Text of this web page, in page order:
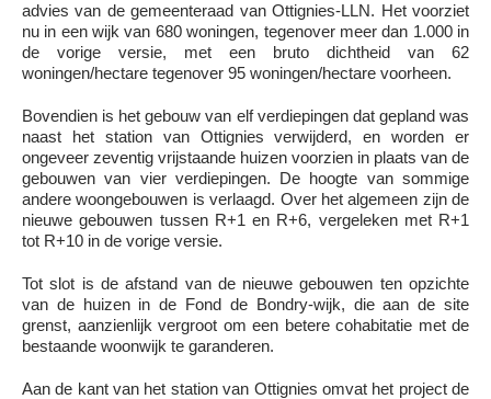
advies van de gemeenteraad van Ottignies-LLN. Het voorziet
nu in een wijk van 680 woningen, tegenover meer dan 1.000 in
de vorige versie, met een bruto dichtheid van 62
woningen/hectare tegenover 95 woningen/hectare voorheen.
Bovendien is het gebouw van elf verdiepingen dat gepland was
naast het station van Ottignies verwijderd, en worden er
ongeveer zeventig vrijstaande huizen voorzien in plaats van de
gebouwen van vier verdiepingen. De hoogte van sommige
andere woongebouwen is verlaagd. Over het algemeen zijn de
nieuwe gebouwen tussen R+1 en R+6, vergeleken met R+1
tot R+10 in de vorige versie.
Tot slot is de afstand van de nieuwe gebouwen ten opzichte
van de huizen in de Fond de Bondry-wijk, die aan de site
grenst, aanzienlijk vergroot om een betere cohabitatie met de
bestaande woonwijk te garanderen.
Aan de kant van het station van Ottignies omvat het project de